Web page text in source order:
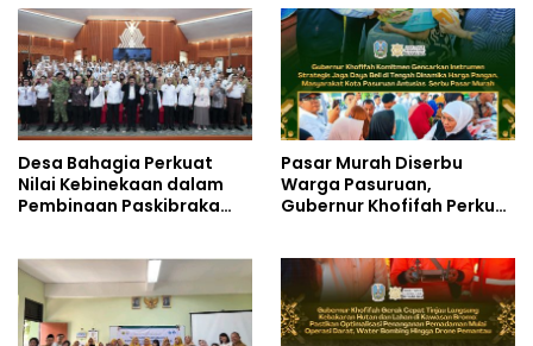
Desa Bahagia Perkuat
Nilai Kebinekaan dalam
Pembinaan Paskibraka
Pasar Murah Diserbu
Warga Pasuruan,
Gubernur Khofifah Perkuat